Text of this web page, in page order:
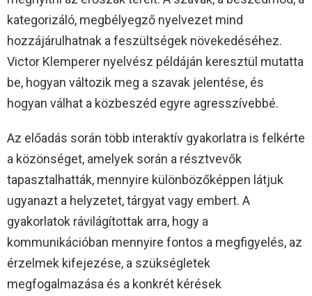
kategorizáló, megbélyegző nyelvezet mind
hozzájárulhatnak a feszültségek növekedéséhez.
Victor Klemperer nyelvész példáján keresztül mutatta
be, hogyan változik meg a szavak jelentése, és
hogyan válhat a közbeszéd egyre agresszívebbé.
Az előadás során több interaktív gyakorlatra is felkérte
a közönséget, amelyek során a résztvevők
tapasztalhatták, mennyire különbözőképpen látjuk
ugyanazt a helyzetet, tárgyat vagy embert. A
gyakorlatok rávilágítottak arra, hogy a
kommunikációban mennyire fontos a megfigyelés, az
érzelmek kifejezése, a szükségletek
megfogalmazása és a konkrét kérések